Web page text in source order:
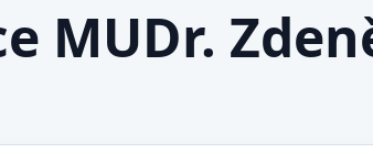
MUDr.